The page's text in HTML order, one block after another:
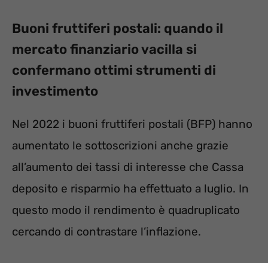
Buoni fruttiferi postali: quando il
mercato finanziario vacilla si
confermano ottimi strumenti di
investimento
Nel 2022 i buoni fruttiferi postali (BFP) hanno
aumentato le sottoscrizioni anche grazie
all’aumento dei tassi di interesse che Cassa
deposito e risparmio ha effettuato a luglio. In
questo modo il rendimento è quadruplicato
cercando di contrastare l’inflazione.